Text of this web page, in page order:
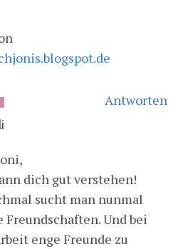
Antworten
dich gut verstehen!
sucht man nunmal
Freundschaften. Und bei
enge Freunde zu